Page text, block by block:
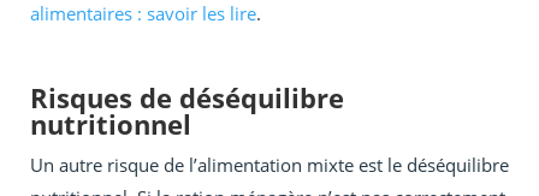
alimentaires : savoir les lire.
Risques de déséquilibre
nutritionnel
Un autre risque de l’alimentation mixte est le déséquilibre